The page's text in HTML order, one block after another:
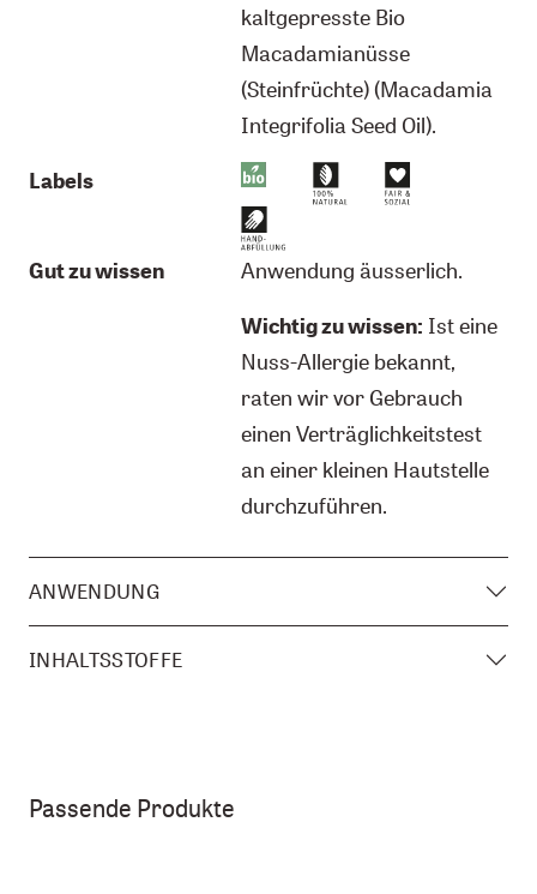
kaltgepresste Bio
Macadamianüsse
(Steinfrüchte) (Macadamia
Integrifolia Seed Oil).
Labels
Gut zu wissen
Anwendung äusserlich.
Wichtig zu wissen: Ist eine
Nuss-Allergie bekannt,
raten wir vor Gebrauch
einen Verträglichkeitstest
an einer kleinen Hautstelle
durchzuführen.
ANWENDUNG
INHALTSSTOFFE
Passende Produkte